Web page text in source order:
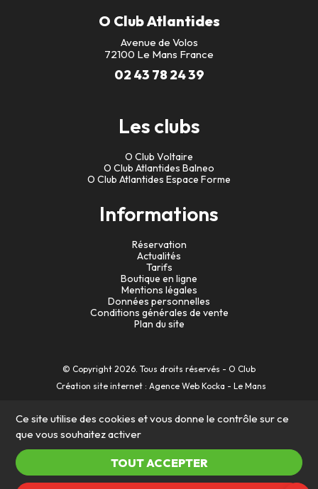
O Club Atlantides
Avenue de Volos
72100 Le Mans France
02 43 78 24 39
Les clubs
O Club Voltaire
O Club Atlantides Balneo
O Club Atlantides Espace Forme
Informations
Réservation
Actualités
Tarifs
Boutique en ligne
Mentions légales
Données personnelles
Conditions générales de vente
Plan du site
© Copyright 2026. Tous droits réservés - O Club
Création site internet : Agence Web Kocka - Le Mans
Ce site utilise des cookies et vous donne le contrôle sur ce
que vous souhaitez activer
TOUT ACCEPTER